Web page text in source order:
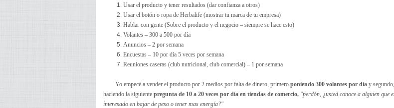
Usar el producto y tener resultados (dar confianza a otros)
Usar el botón o ropa de Herbalife (mostrar tu marca de tu empresa)
Hablar con gente (Sobre el producto y el negocio – siempre se hace esto)
Volantes – 300 a 500 por día
Anuncios – 2 por semana
Encuestas – 10 por día 5 veces por semana
Reuniones caseras (club nutricional, club comercial) – 1 por semana
Yo empecé a vender el producto por 2 medios por falta de dinero, primero poniendo 300 volantes por día y segundo,
haciendo la siguiente pregunta de 10 a 20 veces por día en tiendas de comercio, "perdón, ¿usted conoce a alguien que
interesado en bajar de peso o tener mas energía?"